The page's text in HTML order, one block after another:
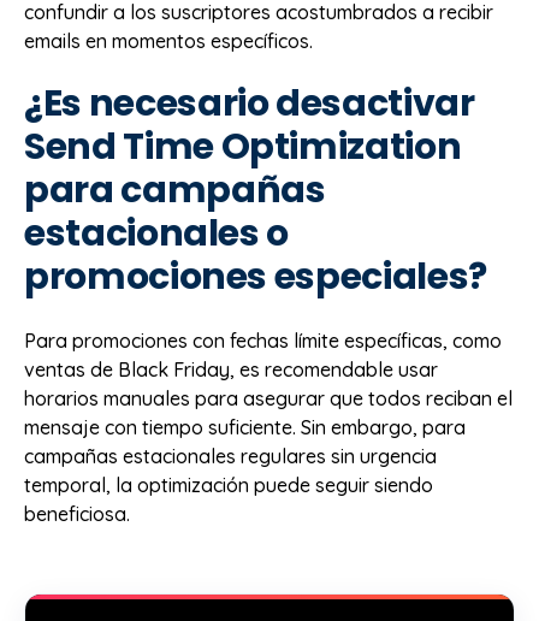
confundir a los suscriptores acostumbrados a recibir
emails en momentos específicos.
¿Es necesario desactivar
Send Time Optimization
para campañas
estacionales o
promociones especiales?
Para promociones con fechas límite específicas, como
ventas de Black Friday, es recomendable usar
horarios manuales para asegurar que todos reciban el
mensaje con tiempo suficiente. Sin embargo, para
campañas estacionales regulares sin urgencia
temporal, la optimización puede seguir siendo
beneficiosa.